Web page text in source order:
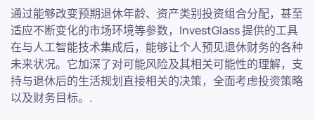
通过能够改变预期退休年龄、资产类别投资组合分配，甚至
适应不断变化的市场环境等参数，InvestGlass 提供的工具
在与人工智能技术集成后，能够让个人预见退休财务的各种
未来状况。它加深了对可能风险及其相关可能性的理解，支
持与退休后的生活规划直接相关的决策，全面考虑投资策略
以及财务目标。.